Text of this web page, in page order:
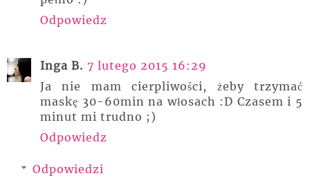
Odpowiedz
Inga B. 7 lutego 2015 16:29
Ja nie mam cierpliwości, żeby trzymać
maskę 30-60min na włosach :D Czasem i 5
minut mi trudno ;)
Odpowiedz
Odpowiedzi